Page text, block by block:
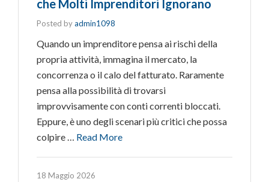
che Molti Imprenditori Ignorano
Posted byadmin1098
Quando un imprenditore pensa ai rischi della
propria attività, immagina il mercato, la
concorrenza o il calo del fatturato. Raramente
pensa alla possibilità di trovarsi
improvvisamente con conti correnti bloccati.
Eppure, è uno degli scenari più critici che possa
colpire … Read More
18 Maggio 2026